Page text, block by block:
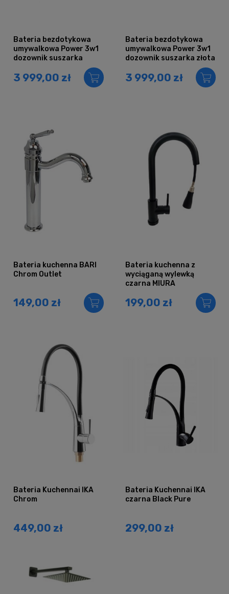
Bateria bezdotykowa
umywalkowa Power 3w1
dozownik suszarka
3 999,00 zł
Bateria bezdotykowa
umywalkowa Power 3w1
dozownik suszarka złota
3 999,00 zł
Bateria kuchenna BARI
Chrom Outlet
149,00 zł
Bateria kuchenna z
wyciąganą wylewką
czarna MIURA
199,00 zł
Bateria Kuchennai IKA
Chrom
449,00 zł
Bateria Kuchennai IKA
czarna Black Pure
299,00 zł